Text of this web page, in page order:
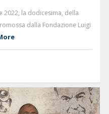
2022, la dodicesima, della
dalla Fondazione Luigi